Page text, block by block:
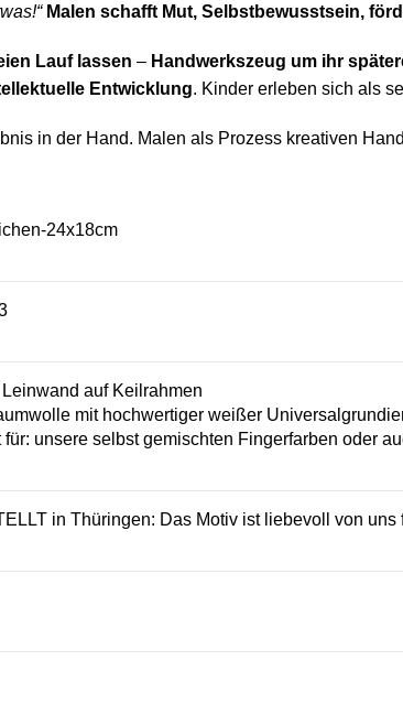
Malen schafft Mut, Selbstbewusstsein,
Lauf lassen – Handwerkszeug um ihr
Entwicklung. Kinder erleben sich als
in der Hand. Malen als Prozess kreativen
24x18cm
auf Keilrahmen
mit hochwertiger weißer
unsere selbst gemischten Fingerfarben oder
in Thüringen: Das Motiv ist liebevoll von